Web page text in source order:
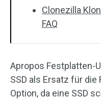
Clonezilla
FAQ
Apropos Festplatten-
SSD als Ersatz für
Option, da eine SSD